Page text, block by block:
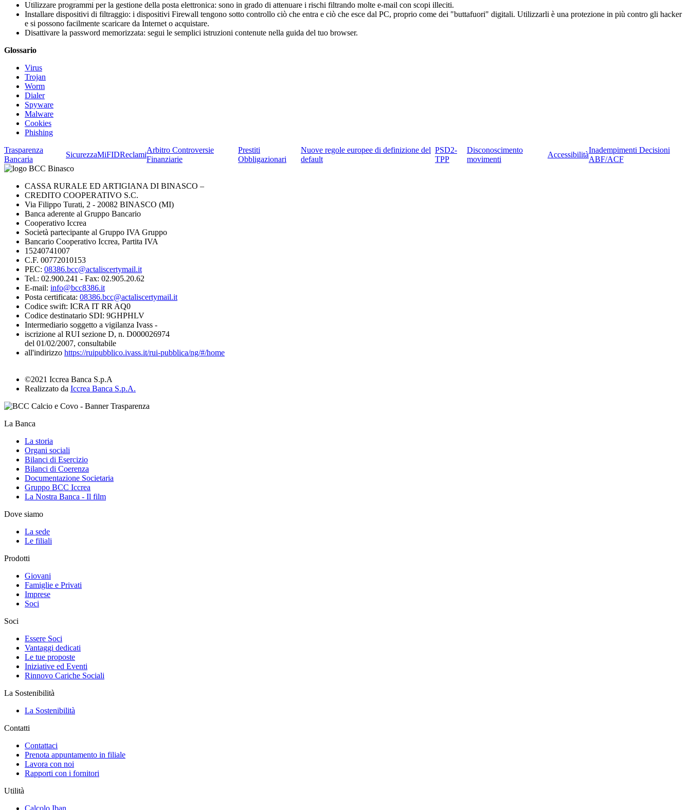
Utilizzare programmi per la gestione della posta elettronica: sono in grado di attenuare i rischi filtrando molte e-mail con scopi illeciti.
Installare dispositivi di filtraggio: i dispositivi Firewall tengono sotto controllo ciò che entra e ciò che esce dal PC, proprio come dei "buttafuori" digitali. Utilizzarli è una protezione in più contro gli hacker
e si possono facilmente scaricare da Internet o acquistare.
Disattivare la password memorizzata: segui le semplici istruzioni contenute nella guida del tuo browser.
Glossario
Virus
Trojan
Worm
Dialer
Spyware
Malware
Cookies
Phishing
Trasparenza
Bancaria
SicurezzaMiFIDReclami
Arbitro Controversie
Finanziarie
Prestiti
Obbligazionari
Nuove regole europee di definizione del
default
PSD2-
TPP
Disconoscimento
movimenti
Accessibilità
Inadempimenti Decisioni
ABF/ACF
CASSA RURALE ED ARTIGIANA DI BINASCO –
CREDITO COOPERATIVO S.C.
Via Filippo Turati, 2 - 20082 BINASCO (MI)
Banca aderente al Gruppo Bancario
Cooperativo Iccrea
Società partecipante al Gruppo IVA Gruppo
Bancario Cooperativo Iccrea, Partita IVA
15240741007
C.F. 00772010153
PEC: 08386.bcc@actaliscertymail.it
Tel.: 02.900.241 - Fax: 02.905.20.62
E-mail: info@bcc8386.it
Posta certificata: 08386.bcc@actaliscertymail.it
Codice swift: ICRA IT RR AQ0
Codice destinatario SDI: 9GHPHLV
Intermediario soggetto a vigilanza Ivass -
iscrizione al RUI sezione D, n. D000026974
del 01/02/2007, consultabile
all'indirizzo https://ruipubblico.ivass.it/rui-pubblica/ng/#/home
©2021 Iccrea Banca S.p.A
Realizzato da Iccrea Banca S.p.A.
La Banca
La storia
Organi sociali
Bilanci di Esercizio
Bilanci di Coerenza
Documentazione Societaria
Gruppo BCC Iccrea
La Nostra Banca - Il film
Dove siamo
La sede
Le filiali
Prodotti
Giovani
Famiglie e Privati
Imprese
Soci
Soci
Essere Soci
Vantaggi dedicati
Le tue proposte
Iniziative ed Eventi
Rinnovo Cariche Sociali
La Sostenibilità
La Sostenibilità
Contatti
Contattaci
Prenota appuntamento in filiale
Lavora con noi
Rapporti con i fornitori
Utilità
Calcolo Iban